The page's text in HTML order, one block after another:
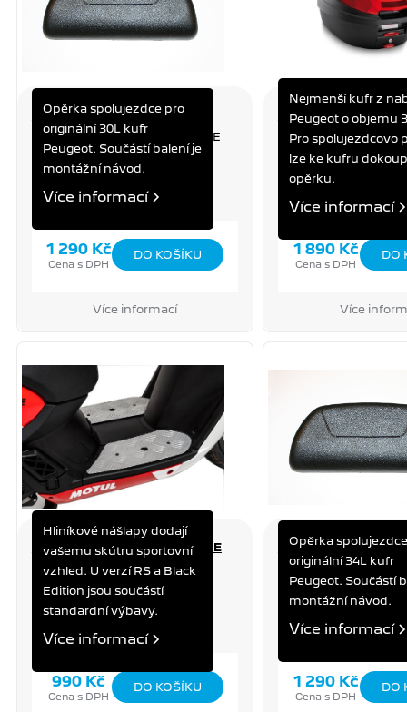
OPĚRKA PRO 30L KUFR
TWEET, KISBEE, STREETZONE
Opěrka spolujezdce pro
originální 30L kufr
Peugeot. Součástí balení je
montážní návod.
Více informací
1 290 Kč
Cena s DPH
Více informací
KUFR 30L - ČERNÝ
TWEET, KISBEE,
Nejmenší kufr z
Peugeot o objemu
Pro spolujezdcovo
lze ke kufru
opěrku.
Více informací
1 890 Kč
Cena s DPH
Více
HLINÍKOVÁ PODLAHA KISBEE
KISBEE
Hliníkové nášlapy dodají
vašemu skútru sportovní
vzhled. U verzí RS a Black
Edition jsou součástí
standardní výbavy.
Více informací
990 Kč
Cena s DPH
OPĚRKA PRO 34L
TWEET, KISBEE,
Opěrka
originální 34L kufr
Peugeot. Součástí
montážní návod.
Více informací
1 290 Kč
Cena s DPH